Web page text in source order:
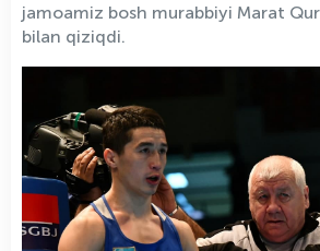
jamoamiz bosh murabbiyi Marat
bilan qiziqdi.